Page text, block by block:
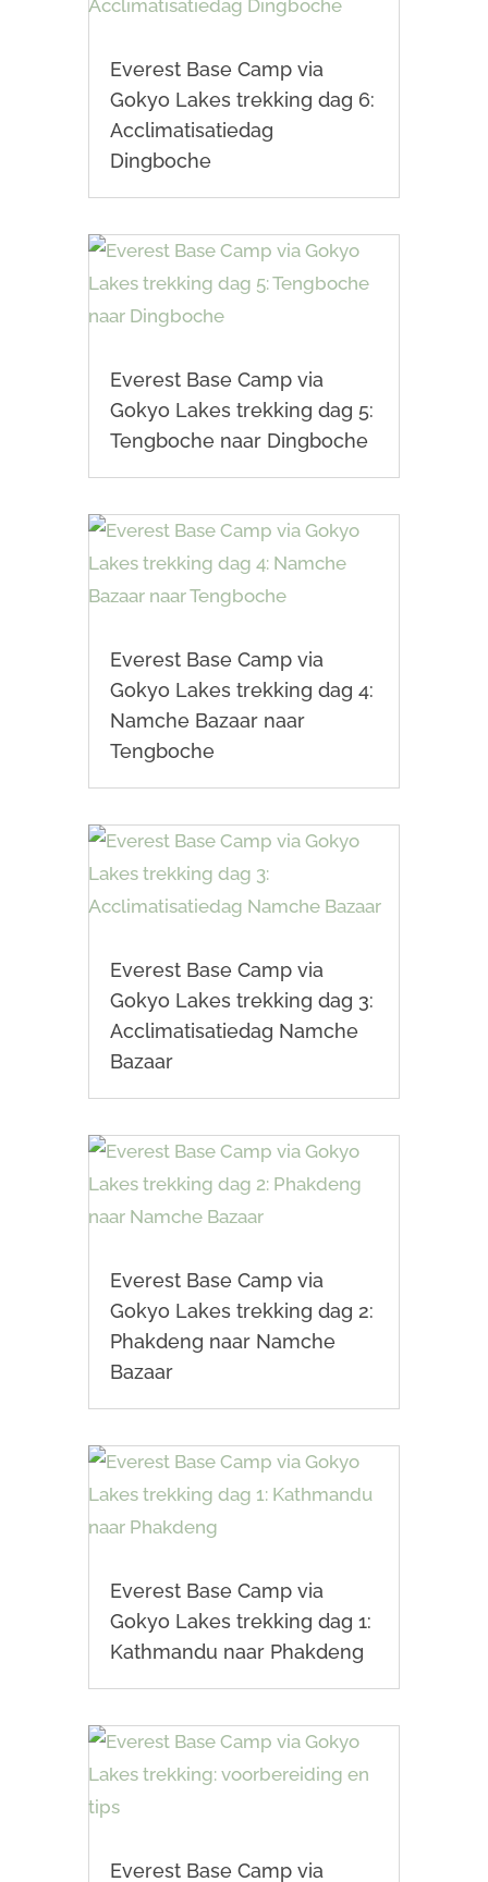
Everest Base Camp via
Gokyo Lakes trekking dag 6:
Acclimatisatiedag
Dingboche
Everest Base Camp via
Gokyo Lakes trekking dag 5:
Tengboche naar Dingboche
Everest Base Camp via
Gokyo Lakes trekking dag 4:
Namche Bazaar naar
Tengboche
Everest Base Camp via
Gokyo Lakes trekking dag 3:
Acclimatisatiedag Namche
Bazaar
Everest Base Camp via
Gokyo Lakes trekking dag 2:
Phakdeng naar Namche
Bazaar
Everest Base Camp via
Gokyo Lakes trekking dag 1:
Kathmandu naar Phakdeng
Everest Base Camp via